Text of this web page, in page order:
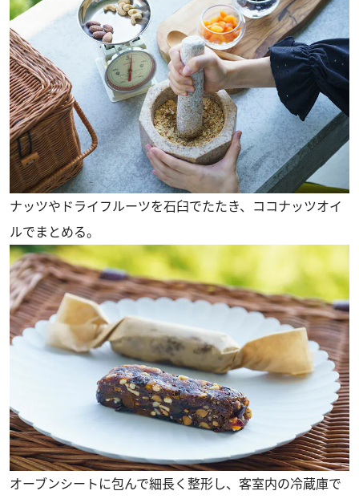
ナッツやドライフルーツを石臼でたたき、ココナッツオイ
ルでまとめる。
オーブンシートに包んで細長く整形し、客室内の冷蔵庫で